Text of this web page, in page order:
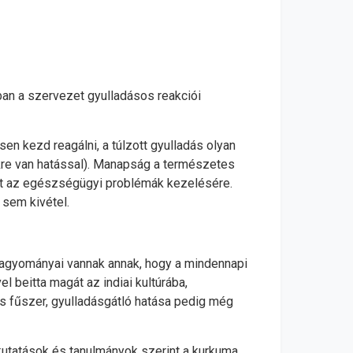
a szervezet gyulladásos reakciói
kezd reagálni, a túlzott gyulladás olyan
van hatással). Manapság a természetes
egészségügyi problémák kezelésére.
kivétel.
vannak annak, hogy a mindennapi
beitta magát az indiai kultúrába,
fűszer, gyulladásgátló hatása pedig még